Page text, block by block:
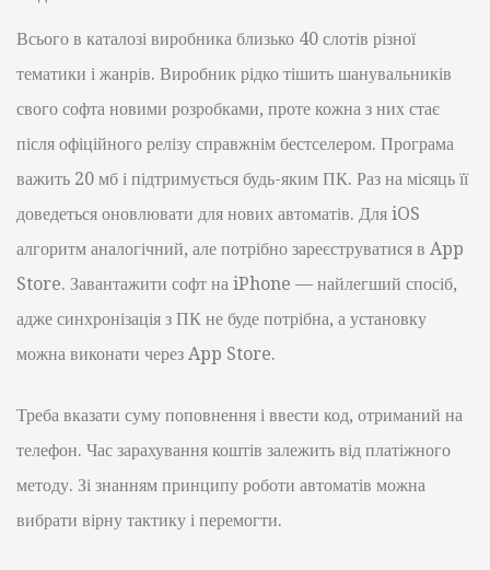
Всього в каталозі виробника близько 40 слотів різної
тематики і жанрів. Виробник рідко тішить шанувальників
свого софта новими розробками, проте кожна з них стає
після офіційного релізу справжнім бестселером. Програма
важить 20 мб і підтримується будь-яким ПК. Раз на місяць її
доведеться оновлювати для нових автоматів. Для iOS
алгоритм аналогічний, але потрібно зареєструватися в App
Store. Завантажити софт на iPhone — найлегший спосіб,
адже синхронізація з ПК не буде потрібна, а установку
можна виконати через App Store.
Треба вказати суму поповнення і ввести код, отриманий на
телефон. Час зарахування коштів залежить від платіжного
методу. Зі знанням принципу роботи автоматів можна
вибрати вірну тактику і перемогти.